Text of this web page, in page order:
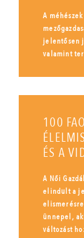
A
jelentősen
valamint
100
ÉS A
A Női
elindult a
ünnepel,
változást